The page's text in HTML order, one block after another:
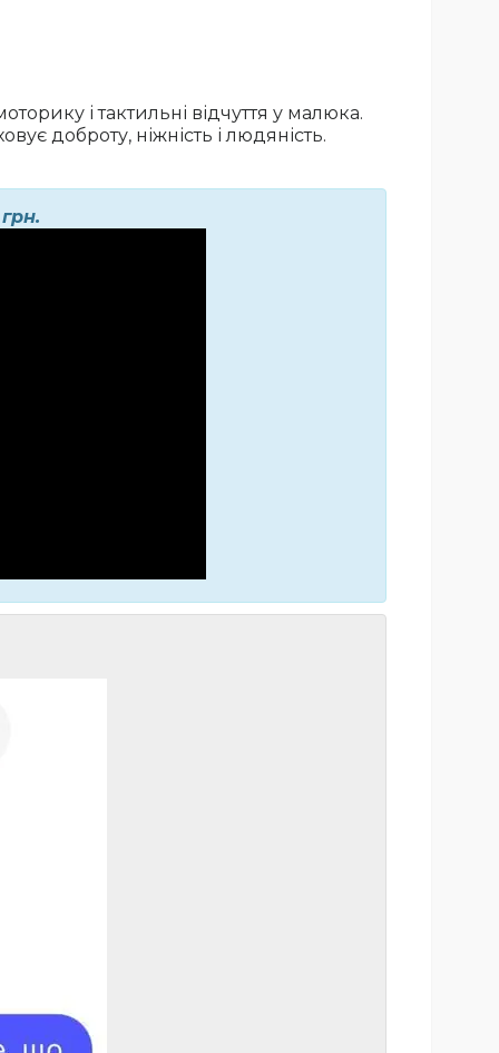
і тактильні відчуття у малюка.
доброту, ніжність і людяність.
грн.